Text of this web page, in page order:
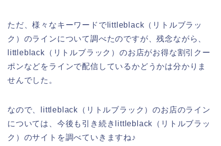
ただ、様々なキーワードでlittleblack（リトルブラッ
ク）のラインについて調べたのですが、残念ながら、
littleblack（リトルブラック）のお店がお得な割引クー
ポンなどをラインで配信しているかどうかは分かりま
せんでした。
なので、littleblack（リトルブラック）のお店のライン
については、今後も引き続きlittleblack（リトルブラッ
ク）のサイトを調べていきますね♪